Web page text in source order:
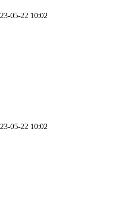
23-05-22 10:02
23-05-22 10:02